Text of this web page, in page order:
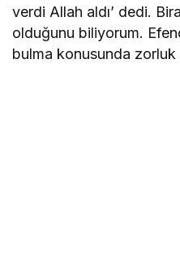
verdi Allah aldı’ dedi.
olduğunu biliyorum.
bulma konusunda zorluk